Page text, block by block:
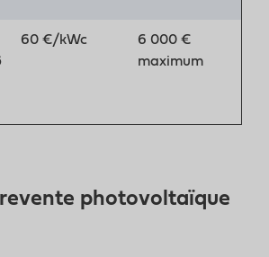
60 €/kWc
6 000 €
maximum
photovoltaïque